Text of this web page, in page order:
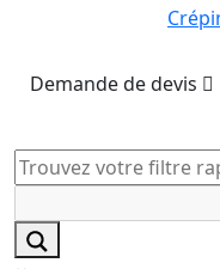
Demande de devis